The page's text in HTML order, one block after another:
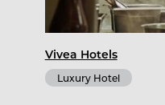
Vivea Hotels
Luxury Hotel